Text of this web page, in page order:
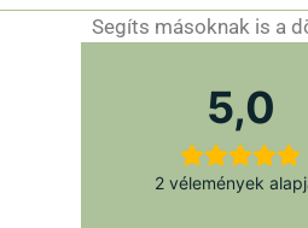
Segíts másoknak is a
5,0
2 vélemények